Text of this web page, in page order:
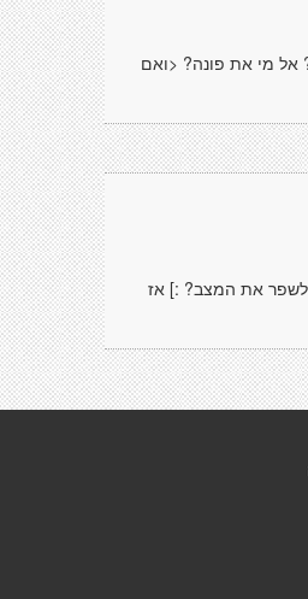
אל מי את פונה? <ואם
לשפר את המצב? :] אז